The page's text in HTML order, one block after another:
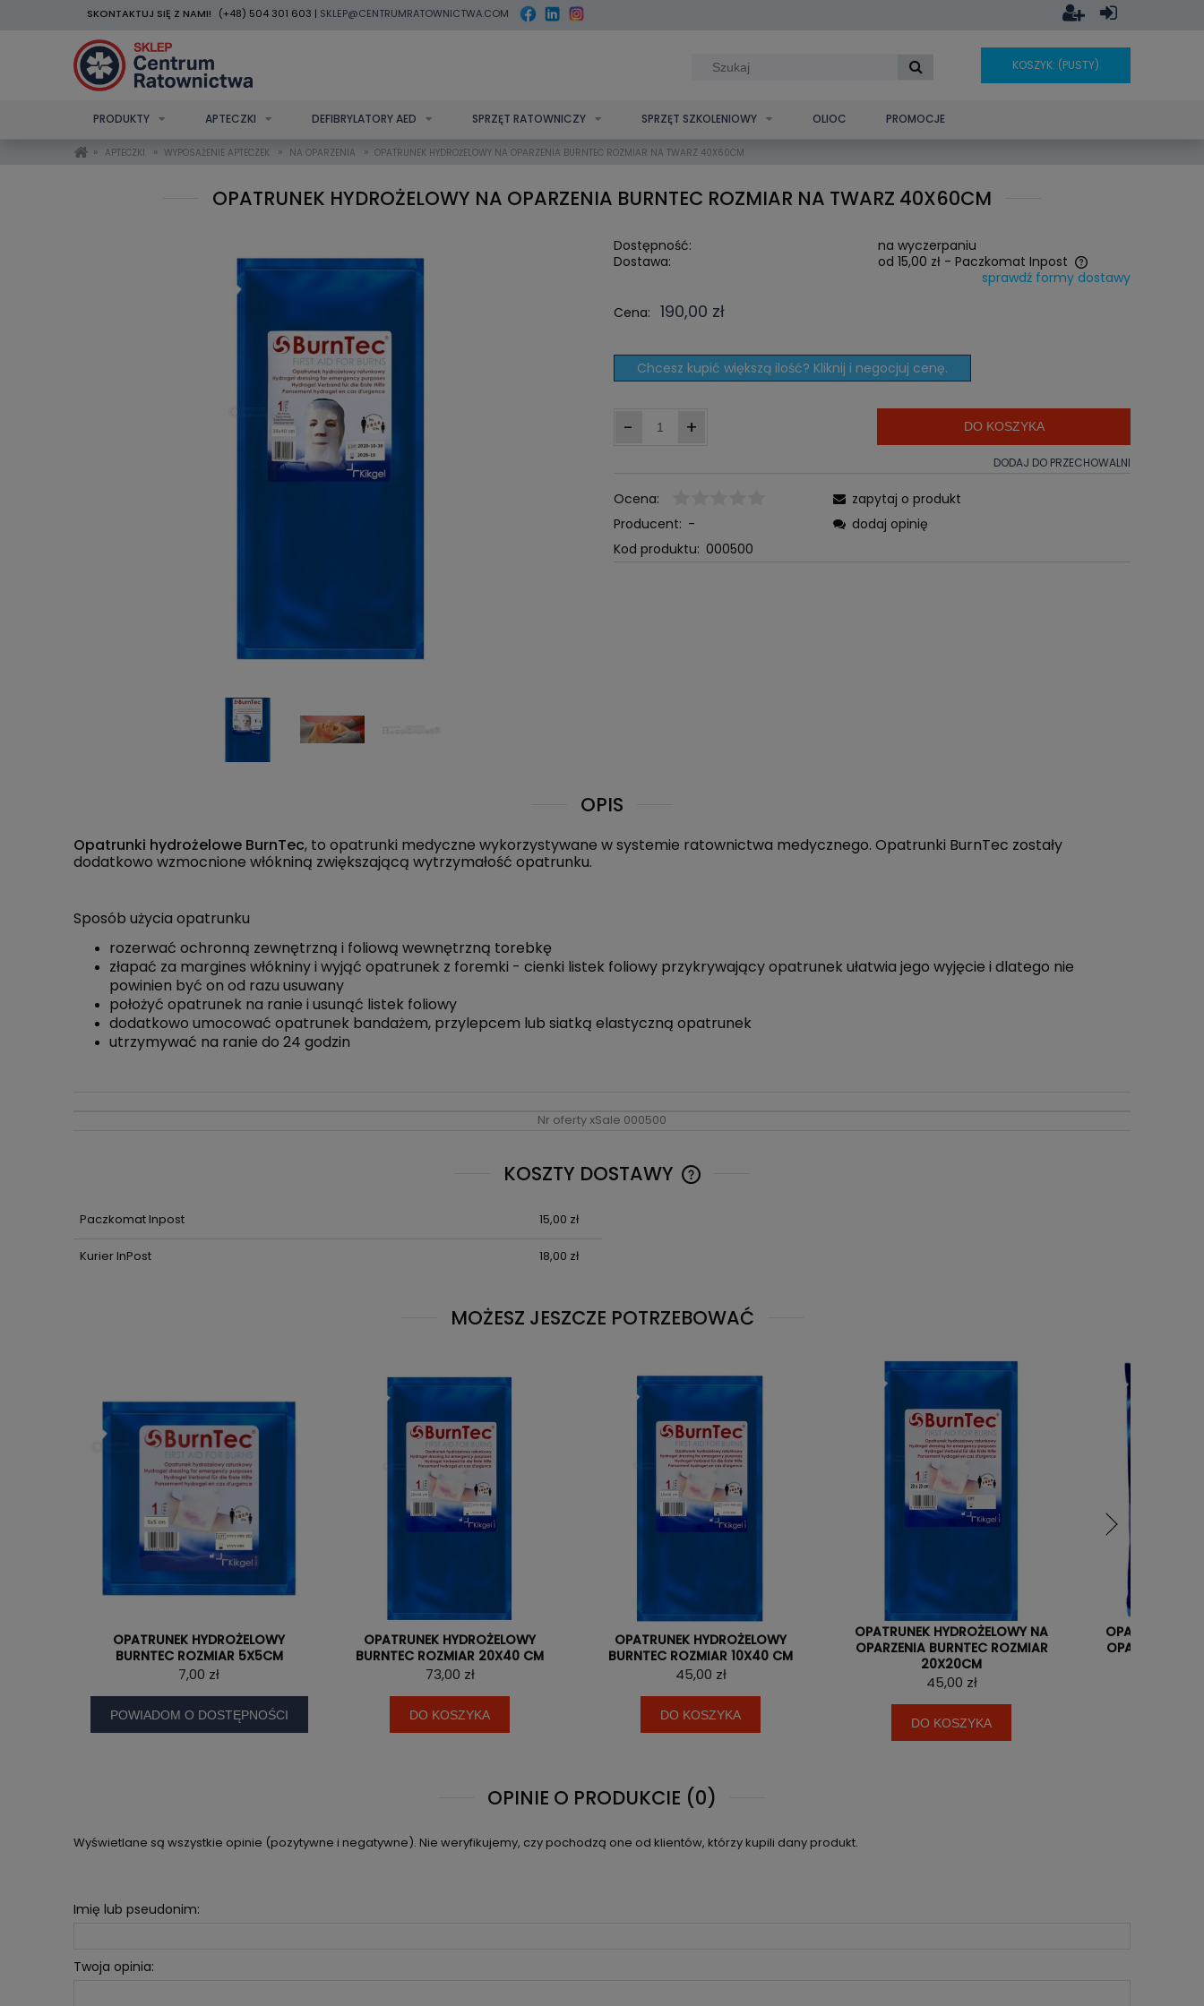
SKONTAKTUJ SIĘ Z NAMI! (+48) 504 301 603 | SKLEP@CENTRUMRATOWNICTWA.COM
KOSZYK: (PUSTY)
PRODUKTY APTECZKI DEFIBRYLATORY AED SPRZĘT RATOWNICZY SPRZĘT SZKOLENIOWY OLIOC PROMOCJE
» APTECZKI » WYPOSAŻENIE APTECZEK » NA OPARZENIA » OPATRUNEK HYDROŻELOWY NA OPARZENIA BURNTEC ROZMIAR NA TWARZ 40X60CM
OPATRUNEK HYDROŻELOWY NA OPARZENIA BURNTEC ROZMIAR NA TWARZ 40X60CM
Dostępność:
na wyczerpaniu
Dostawa:
od 15,00 zł - Paczkomat Inpost
sprawdź formy dostawy
Cena: 190,00 zł
Chcesz kupić większą ilość? Kliknij i negocjuj cenę.
- + DO KOSZYKA
DODAJ DO PRZECHOWALNI
Ocena:
Producent: -
Kod produktu: 000500
zapytaj o produkt
dodaj opinię
OPIS
Opatrunki hydrożelowe BurnTec, to opatrunki medyczne wykorzystywane w systemie ratownictwa medycznego. Opatrunki BurnTec zostały
dodatkowo wzmocnione włókniną zwiększającą wytrzymałość opatrunku.
Sposób użycia opatrunku
rozerwać ochronną zewnętrzną i foliową wewnętrzną torebkę
złapać za margines włókniny i wyjąć opatrunek z foremki - cienki listek foliowy przykrywający opatrunek ułatwia jego wyjęcie i dlatego nie
powinien być on od razu usuwany
położyć opatrunek na ranie i usunąć listek foliowy
dodatkowo umocować opatrunek bandażem, przylepcem lub siatką elastyczną opatrunek
utrzymywać na ranie do 24 godzin
Nr oferty xSale 000500
KOSZTY DOSTAWY
Paczkomat Inpost 15,00 zł
Kurier InPost 18,00 zł
MOŻESZ JESZCZE POTRZEBOWAĆ
OPATRUNEK HYDROŻELOWY
BURNTEC ROZMIAR 5X5CM
7,00 zł
POWIADOM O DOSTĘPNOŚCI
OPATRUNEK HYDROŻELOWY
BURNTEC ROZMIAR 20X40 CM
73,00 zł
DO KOSZYKA
OPATRUNEK HYDROŻELOWY
BURNTEC ROZMIAR 10X40 CM
45,00 zł
DO KOSZYKA
OPATRUNEK HYDROŻELOWY NA
OPARZENIA BURNTEC ROZMIAR
20X20CM
45,00 zł
DO KOSZYKA
OPATRUNEK
OPARZENIA
OPINIE O PRODUKCIE (0)
Wyświetlane są wszystkie opinie (pozytywne i negatywne). Nie weryfikujemy, czy pochodzą one od klientów, którzy kupili dany produkt.
Imię lub pseudonim:
Twoja opinia: